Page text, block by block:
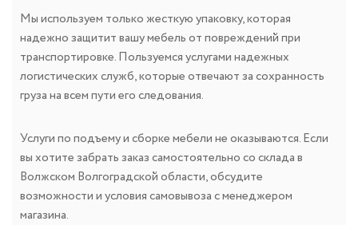
Мы используем только жесткую упаковку, которая
надежно защитит вашу мебель от повреждений при
транспортировке. Пользуемся услугами надежных
логистических служб, которые отвечают за сохранность
груза на всем пути его следования.
Услуги по подъему и сборке мебели не оказываются. Если
вы хотите забрать заказ самостоятельно со склада в
Волжском Волгоградской области, обсудите
возможности и условия самовывоза с менеджером
магазина.